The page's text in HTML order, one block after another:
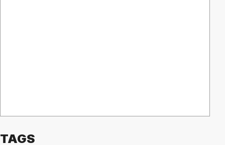
TAGS